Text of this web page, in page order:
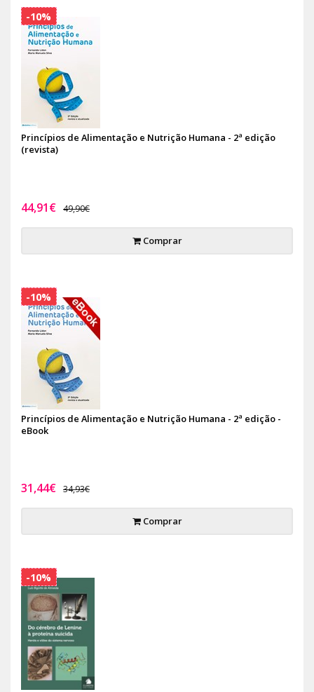
Princípios de Alimentação e Nutrição Humana - 2ª edição
(revista)
44,91€ 49,90€
Comprar
-10%
Princípios de Alimentação e Nutrição Humana - 2ª edição -
eBook
31,44€ 34,93€
Comprar
-10%
-10%